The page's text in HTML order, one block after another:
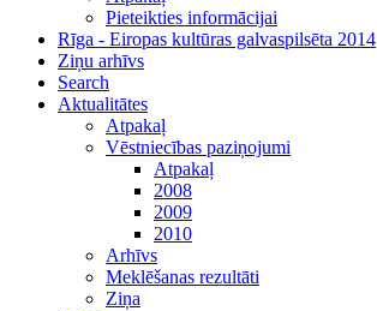
Pieteikties informācijai
Rīga - Eiropas kultūras galvaspilsēta 2014
Ziņu arhīvs
Search
Aktualitātes
Atpakaļ
Vēstniecības paziņojumi
Atpakaļ
2008
2009
2010
Arhīvs
Meklēšanas rezultāti
Ziņa